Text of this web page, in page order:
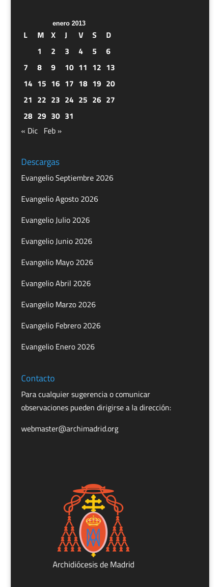
enero 2013
L M X J V S
D
1
2 3 4 5
6
7
8 9 10 11 12 13
14 15 16 17 18 19 20
21 22 23 24 25 26 27
28 29 30 31
« Dic Feb »
Descargas
Evangelio Septiembre 2026
Evangelio Agosto 2026
Evangelio Julio 2026
Evangelio Junio 2026
Evangelio Mayo 2026
Evangelio Abril 2026
Evangelio Marzo 2026
Evangelio Febrero 2026
Evangelio Enero 2026
Contacto
Para cualquier sugerencia o comunicar
observaciones pueden dirigirse a la dirección:
webmaster@archimadrid.org